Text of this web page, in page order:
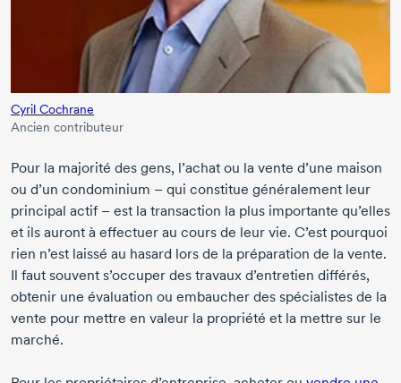
Cyril Cochrane
Ancien contributeur
Pour la majorité des gens, l’achat ou la vente d’une maison
ou d’un condominium – qui constitue généralement leur
principal actif – est la transaction la plus importante qu’elles
et ils auront à effectuer au cours de leur vie. C’est pourquoi
rien n’est laissé au hasard lors de la préparation de la vente.
Il faut souvent s’occuper des travaux d’entretien différés,
obtenir une évaluation ou embaucher des spécialistes de la
vente pour mettre en valeur la propriété et la mettre sur le
marché.